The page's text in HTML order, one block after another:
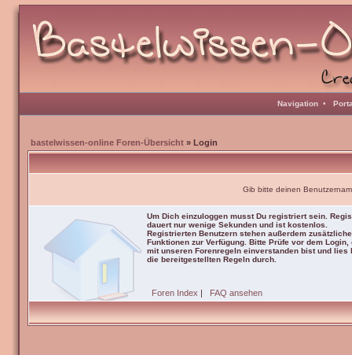
Navigation •
bastelwissen-online Foren-Übersicht » Login
Gib bitte deinen
Um Dich einzuloggen musst Du registriert sein.
dauert nur wenige Sekunden und ist kostenlos.
Registrierten Benutzern stehen außerdem zusätzliche
Funktionen zur Verfügung. Bitte Prüfe vor dem Login,
mit unseren Forenregeln einverstanden bist und lies
die bereitgestellten Regeln durch.
Foren Index | FAQ ansehen